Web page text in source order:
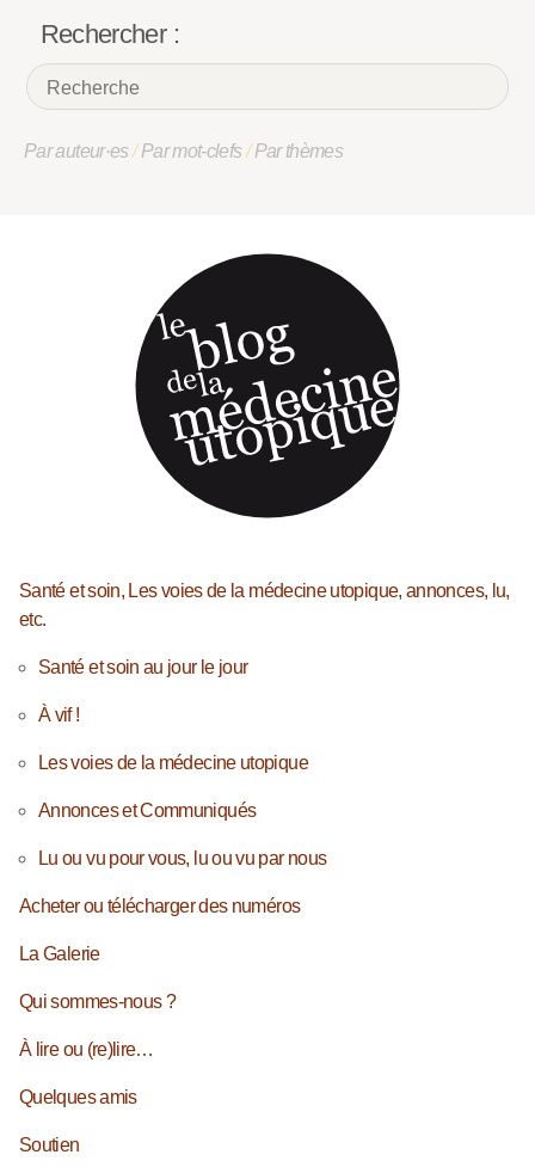
Rechercher :
Par auteur·es/Par mot-clefs/Par thèmes
Santé et soin, Les voies de la médecine utopique, annonces, lu,
etc.
Santé et soin au jour le jour
À vif !
Les voies de la médecine utopique
Annonces et Communiqués
Lu ou vu pour vous, lu ou vu par nous
Acheter ou télécharger des numéros
La Galerie
Qui sommes-nous ?
À lire ou (re)lire…
Quelques amis
Soutien